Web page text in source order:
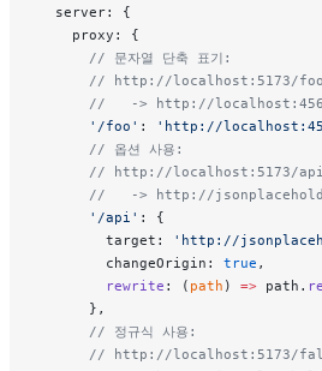
  server: {
    proxy: {
      // 문자열 단축 표기:
      // http://localhost:5173/foo
//   -> http://
      '/foo'
: 'http://
      // 옵션 사용:
// http://localhost:5173/
//   -> http://
      '/api'
: {
        target:
'http://
        changeOrigin:
true ,
        rewrite
: ( path ) => path.
      },
      // 정규식 사용:
// http://localhost:5173/